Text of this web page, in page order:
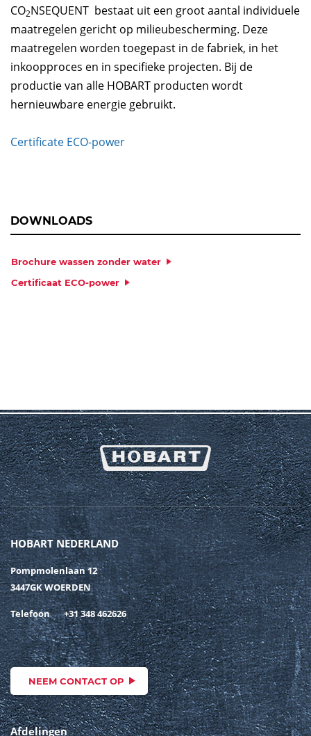
CO2NSEQUENT bestaat uit een groot aantal individuele
maatregelen gericht op milieubescherming. Deze
maatregelen worden toegepast in de fabriek, in het
inkoopproces en in specifieke projecten. Bij de
productie van alle HOBART producten wordt
hernieuwbare energie gebruikt.
Certificate ECO-power
DOWNLOADS
Brochure wassen zonder water
Certificaat ECO-power
HOBART NEDERLAND
Pompmolenlaan 12
3447GK WOERDEN
Telefoon +31 348 462626
NEEM CONTACT OP
Afdelingen